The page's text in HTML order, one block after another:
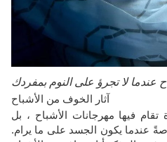
عندما لا تجرؤ على النوم بمفردك
فيها مهرجانات الأشباح ، بل
عندما يكون الجسد على ما يرام.